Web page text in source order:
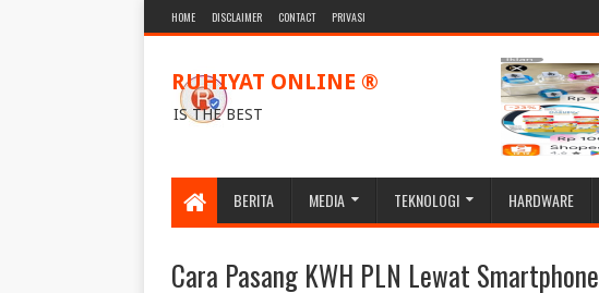
HOME DISCLAIMER CONTACT PRIVASI
RUHIYAT ONLINE ®
IS THE BEST
BERITA MEDIA TEKNOLOGI HARDWARE
Cara Pasang KWH PLN Lewat Smartphone